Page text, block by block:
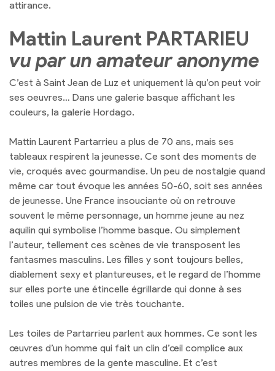
attirance.
Mattin Laurent PARTARIEU
vu par un amateur anonyme
C’est à Saint Jean de Luz et uniquement là qu’on peut voir
ses oeuvres… Dans une galerie basque affichant les
couleurs, la galerie Hordago.
Mattin Laurent Partarrieu a plus de 70 ans, mais ses
tableaux respirent la jeunesse. Ce sont des moments de
vie, croqués avec gourmandise. Un peu de nostalgie quand
même car tout évoque les années 50-60, soit ses années
de jeunesse. Une France insouciante où on retrouve
souvent le même personnage, un homme jeune au nez
aquilin qui symbolise l’homme basque. Ou simplement
l’auteur, tellement ces scènes de vie transposent les
fantasmes masculins. Les filles y sont toujours belles,
diablement sexy et plantureuses, et le regard de l’homme
sur elles porte une étincelle égrillarde qui donne à ses
toiles une pulsion de vie très touchante.
Les toiles de Partarrieu parlent aux hommes. Ce sont les
œuvres d’un homme qui fait un clin d’œil complice aux
autres membres de la gente masculine. Et c’est